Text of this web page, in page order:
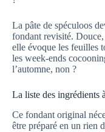
La pâte de spéculoos
fondant revisité. Douce,
elle évoque les feuilles
les week-ends
l’automne, non ?
La liste des ingrédients
Ce fondant original
être préparé en un rien